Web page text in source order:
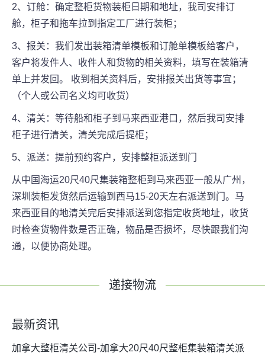
2、订舱：确定整柜货物装柜日期和地址，我司安排订
舱，柜子和拖车拉到指定工厂进行装柜；
3、报关：我们发出装箱清单模板和订舱单模板给客户，
客户将发件人、收件人和货物的相关资料，填写在装箱清
单上并发回。 收到相关资料后，安排报关出货等事宜；
（个人或公司名义均可收货）
4、清关：等待船和柜子到马来西亚港口，然后我司安排
柜子进行清关，清关完成后提柜；
5、派送：提前预约客户，安排整柜派送到门
从中国海运20尺40尺集装箱整柜到马来西亚一般从广州，
深圳装柜发货然后运输到西马15-20天左右派送到门。马
来西亚目的地清关完后安排派送到您指定收货地址，收货
时检查货物件数是否正确，物品是否损坏，尽快跟我们沟
通，以便协商处理。
递接物流
最新资讯
加拿大整柜清关公司-加拿大20尺40尺整柜集装箱清关派